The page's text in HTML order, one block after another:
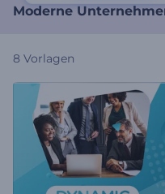
Moderne
8 Vorlagen